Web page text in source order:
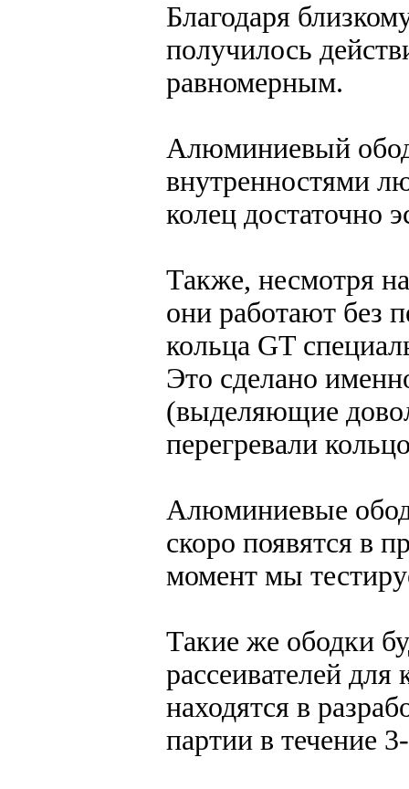
Благодаря
получилось
равномерным.
Алюминиевый
внутренностями
колец достаточно
Также, несмотря
они работают без
кольца GT
Это сделано
(выделяющие
перегревали
Алюминиевые
скоро появятся в
момент мы
Такие же ободки
рассеивателей
находятся в
партии в течение